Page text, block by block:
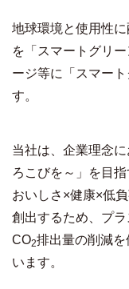
地球環境と使用性
を「スマートグリ
ージ等に「スマー
す。
当社は、企業理念に
ろこびを～」を目
おいしさ ×健康×低
創出するため、プラ
CO2排出量の削減
います。